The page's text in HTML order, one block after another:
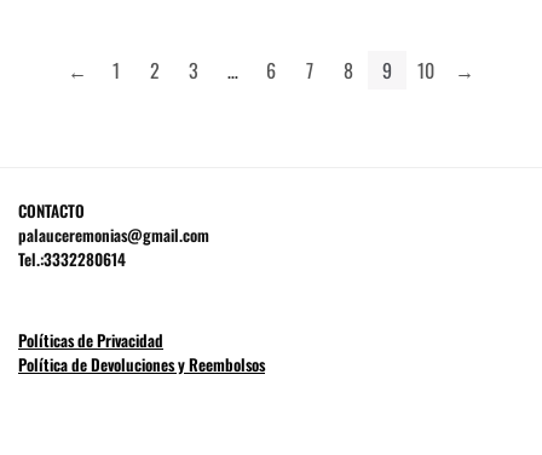
← 1 2 3 … 6 7 8 9 10 →
CONTACTO
palauceremonias@gmail.com
Tel.:3332280614
Políticas de Privacidad
Política de Devoluciones y Reembolsos